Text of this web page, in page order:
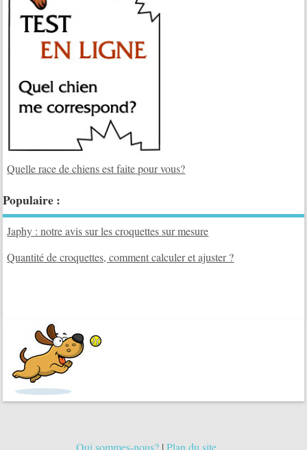
Quelle race de chiens est faite pour vous?
Populaire :
Japhy : notre avis sur les croquettes sur mesure
Quantité de croquettes, comment calculer et ajuster ?
Qui sommes-nous?| Plan du site